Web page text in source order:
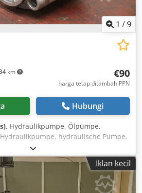
1 /9
km €90
harga tetap ditambah PPN
Hubungi
, Hydraulikpumpe, Ölpumpe,
hydraulische Pumpe,
Fahrmotor, Antriebsmotor
Ujr -Hersteller: Bosch,
Flansch/Welle: siehe Foto, Vierkant 8
Pumpen vorhanden -Preis: pro Stück -
H84 mm -Gewicht: 2,0 kg
Iklan kecil